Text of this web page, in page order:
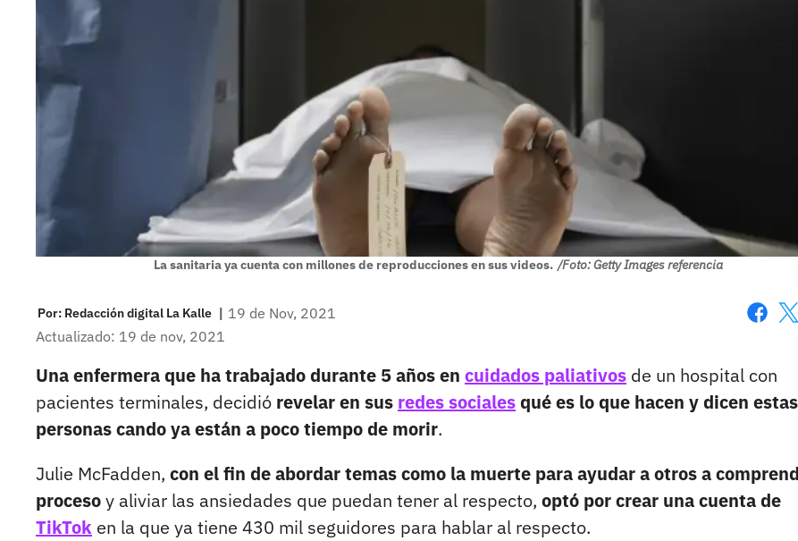
La sanitaria ya cuenta con millones de reproducciones en sus videos. /Foto: Getty Images referencia
Por: Redacción digital La Kalle | 19 de Nov, 2021
Actualizado: 19 de nov, 2021
Una enfermera que ha trabajado durante 5 años en cuidados paliativos de un hospital con
pacientes terminales, decidió revelar en sus redes socialesqué es lo que hacen y dicen estas
personas cando ya están a poco tiempo de morir.
Julie McFadden, con el fin de abordar temas como la muerte para ayudar a otros a
procesoy aliviar las ansiedades que puedan tener al respecto, optó por crear una cuenta de
TikTok en la que ya tiene 430 mil seguidores para hablar al respecto.